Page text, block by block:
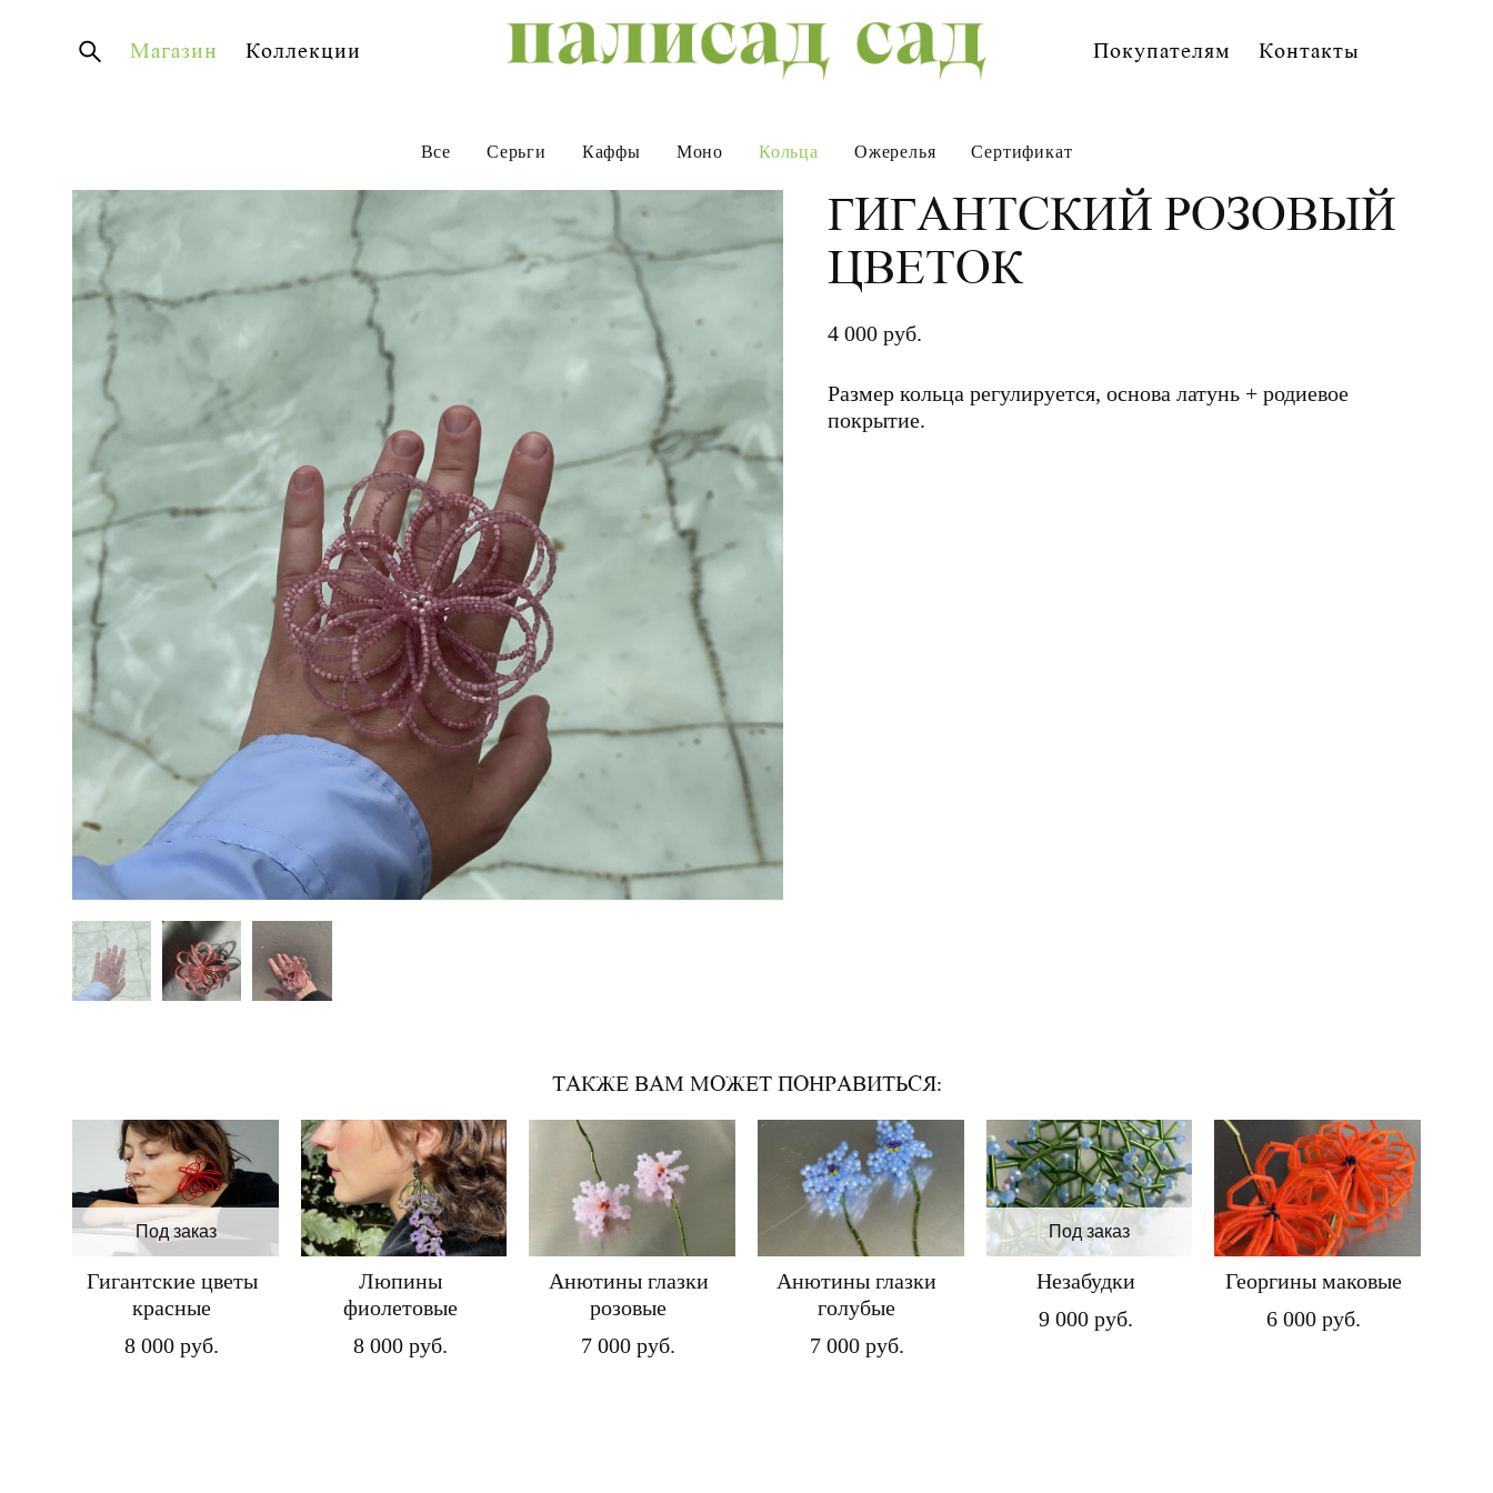
Магазин Коллекции Покупателям Контакты
Все Серьги Каффы Моно Кольца Ожерелья Сертификат
ГИГАНТСКИЙ РОЗОВЫЙ
ЦВЕТОК
4 000 pуб.
Размер кольца регулируется, основа латунь + родиевое
покрытие.
ТАКЖЕ ВАМ МОЖЕТ ПОНРАВИТЬСЯ:
Под заказ
Гигантские цветы
красные
8 000 pуб.
Люпины
фиолетовые
8 000 pуб.
Анютины глазки
розовые
7 000 pуб.
Анютины глазки
голубые
7 000 pуб.
Под заказ
Незабудки
9 000 pуб.
Георгины маковые
6 000 pуб.